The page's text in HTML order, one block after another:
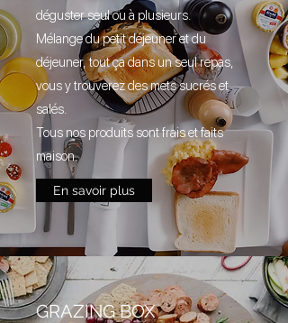
déguster seul ou à plusieurs.
Mélange du petit déjeuner et du
déjeuner, tout ça dans un seul repas,
vous y trouverez des mets sucrés et
salés.
Tous nos produits sont frais et faits
maison.
En savoir plus
GRAZING BOX